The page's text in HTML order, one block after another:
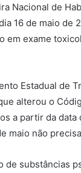
-
m
a
Nacional de
16 de maio de
em exame
Estadual de
alterou o
a partir da
maio não
de substâncias